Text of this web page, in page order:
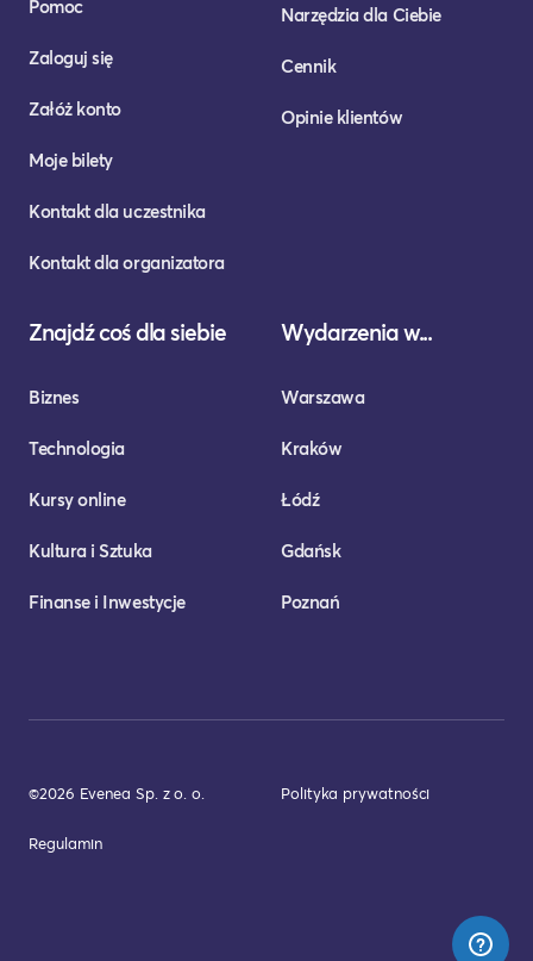
Pomoc
Zaloguj się
Załóż konto
Moje bilety
Kontakt dla uczestnika
Kontakt dla organizatora
Narzędzia dla Ciebie
Cennik
Opinie klientów
Znajdź coś dla siebie
Biznes
Technologia
Kursy online
Kultura i Sztuka
Finanse i Inwestycje
Wydarzenia w...
Warszawa
Kraków
Łódź
Gdańsk
Poznań
©2026 Evenea Sp. z o. o. Polityka prywatności
Regulamin